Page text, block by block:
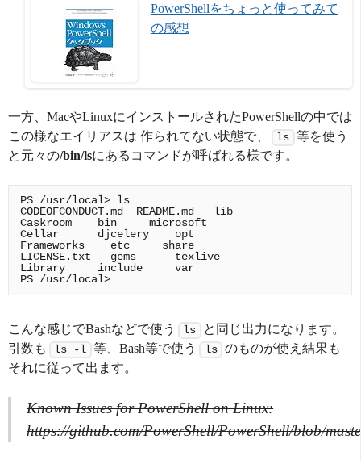
PowerShellをちょっと使ってみて
の感想
一方、MacやLinuxにインストールされたPowerShellの中では
この様なエイリアスは 作られてない状態で、
ls 等を使う
と元々の/bin/lsにあるコマンドが呼ばれる様です。
PS /usr/local> ls
CODEOFCONDUCT.md  README.md   lib
Caskroom    bin     microsoft
Cellar      djcelery    opt
Frameworks    etc     share
LICENSE.txt   gems      texlive
Library     include     var
こんな感じでBashなどで使う ls
と同じ出力になります。
引数も
ls -l 等、Bash等で使う ls のものが使え結果も
それに従って出ます。
Known Issues for PowerShell on Linux:
https://github.com/PowerShell/PowerShell/blob/